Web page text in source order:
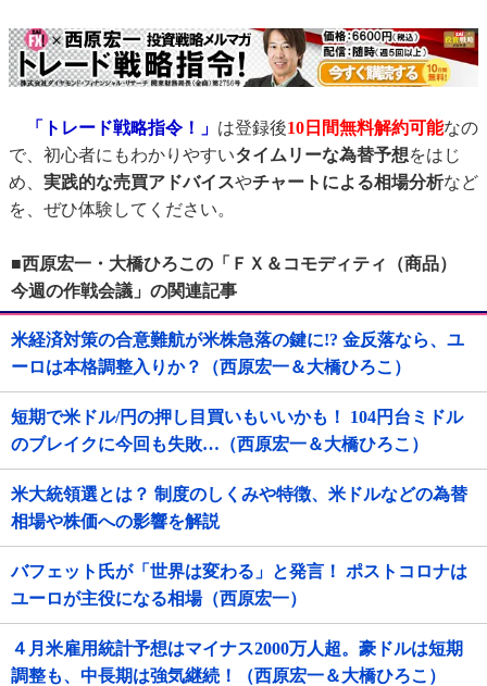
「トレード戦略指令！」 は登録後10日間無料解約可能なの
で、初心者にもわかりやすいタイムリーな為替予想をはじ
め、 実践的な売買アドバイスやチャートによる相場分析など
を、ぜひ体験してください。
■西原宏一・大橋ひろこの「ＦＸ＆コモディティ（商品）
今週の作戦会議」の関連記事
米経済対策の合意難航が米株急落の鍵に!? 金反落なら、ユ
ーロは本格調整入りか？（西原宏一＆大橋ひろこ）
短期で米ドル/円の押し目買いもいいかも！ 104円台ミドル
のブレイクに今回も失敗…（西原宏一＆大橋ひろこ）
米大統領選とは？ 制度のしくみや特徴、米ドルなどの為替
相場や株価への影響を解説
バフェット氏が「世界は変わる」と発言！ ポストコロナは
ユーロが主役になる相場（西原宏一）
４月米雇用統計予想はマイナス2000万人超。豪ドルは短期
調整も、中長期は強気継続！（西原宏一＆大橋ひろこ）